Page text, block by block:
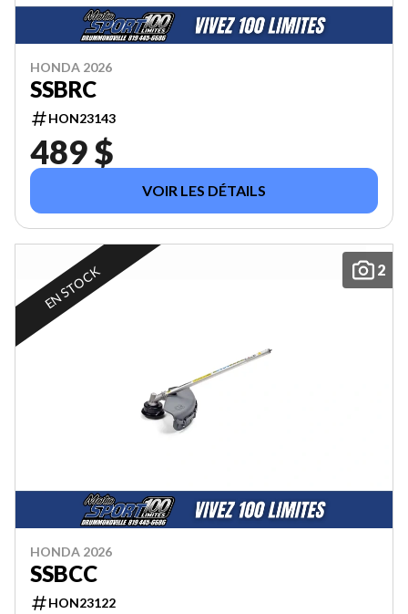
HONDA 2026
SSBRC
HON23143
489 $
VOIR LES DÉTAILS
2
EN STOCK
HONDA 2026
SSBCC
HON23122